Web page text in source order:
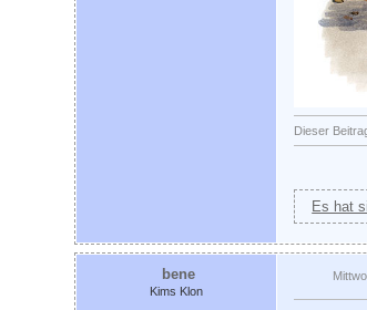
Dieser
Es hat
bene
Kims Klon